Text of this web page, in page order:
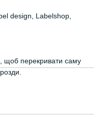
design, Labelshop,
щоб перекривати саму